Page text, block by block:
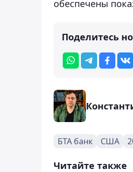
обеспечены
Поделитесь
БТА банк США
Читайте также